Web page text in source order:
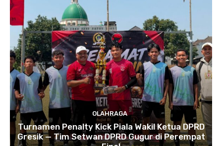
OLAHRAGA
Turnamen Penalty Kick Piala Wakil Ketua DPRD
Gresik — Tim Setwan DPRD Gugur di Perempat